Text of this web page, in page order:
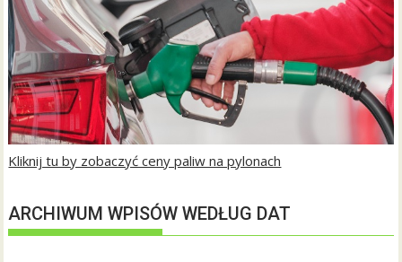
Kliknij tu by zobaczyć ceny paliw na pylonach
ARCHIWUM WPISÓW WEDŁUG DAT